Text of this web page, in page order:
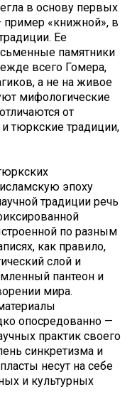
в основу первых
пример «книжной», в
Ее
памятники
всего Гомера,
а не на живое
мифологические
от
тюркские традиции,
эпоху
традиции речь
по разным
как правило,
слой и
пантеон и
мира.
опосредованно —
практик своего
синкретизма и
несут на себе
и культурных